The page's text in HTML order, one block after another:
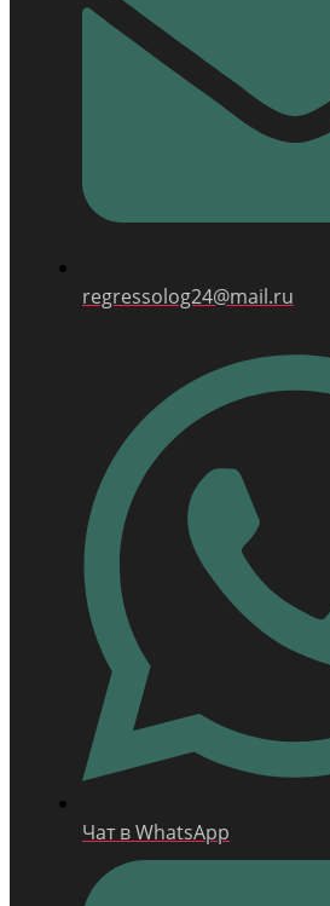
regressolog24@mail.ru
Чат в WhatsApp